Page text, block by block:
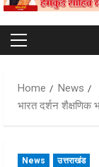
Primary
Home
News
भारत दर्शन
News उत्तराखंड